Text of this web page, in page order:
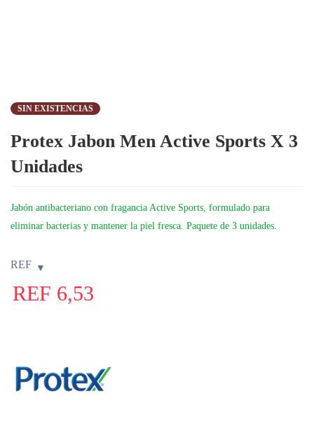
SIN EXISTENCIAS
Protex Jabon Men Active Sports X 3
Unidades
Jabón antibacteriano con fragancia Active Sports, formulado para
eliminar bacterias y mantener la piel fresca. Paquete de 3 unidades.
REF
REF 6,53